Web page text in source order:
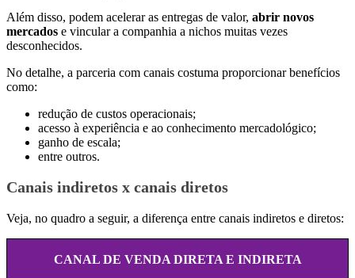
Além disso, podem acelerar as entregas de valor, abrir novos
mercados e vincular a companhia a nichos muitas vezes
desconhecidos.
No detalhe, a parceria com canais costuma proporcionar benefícios
como:
redução de custos operacionais;
acesso à experiência e ao conhecimento mercadológico;
ganho de escala;
entre outros.
Canais indiretos x canais diretos
Veja, no quadro a seguir, a diferença entre canais indiretos e diretos:
CANAL DE VENDA DIRETA E INDIRETA